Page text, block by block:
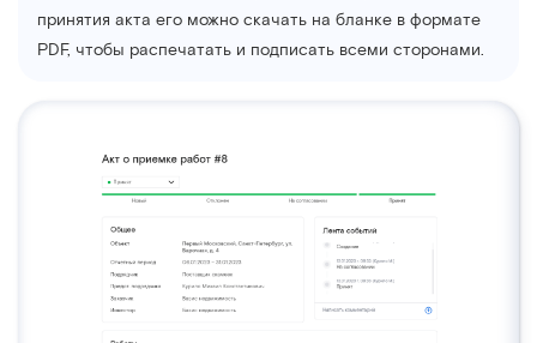
принятия акта его можно скачать на бланке в формате
PDF, чтобы распечатать и подписать всеми сторонами.